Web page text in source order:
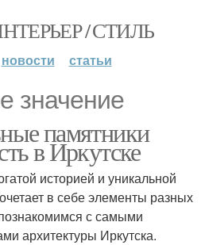
/ СТИЛЬ
новости статьи
значение
памятники
в Иркутске
историей и уникальной
в себе элементы разных
с самыми
архитектуры Иркутска.